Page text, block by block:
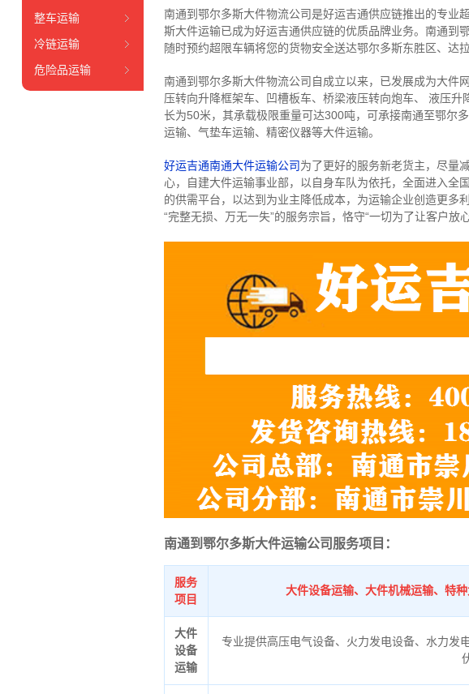
南通到鄂尔多斯大件物流公司是好运吉通供应链推出的专业
斯大件运输已成为好运吉通供应链的优质品牌业务。南通到
随时预约超限车辆将您的货物安全送达鄂尔多斯东胜区、达
南通到鄂尔多斯大件物流公司自成立以来，已发展成为大件
压转向升降框架车、凹槽板车、桥梁液压转向炮车、 液压
长为50米，其承载极限重量可达300吨，可承接南通至鄂尔
运输、气垫车运输、精密仪器等大件运输。
好运吉通南通大件运输公司为了更好的服务新老货主，尽量
心，自建大件运输事业部，以自身车队为依托，全面进入全
的供需平台，以达到为业主降低成本，为运输企业创造更多
“完整无损、万无一失”的服务宗旨，恪守“一切为了让客户放
南通到鄂尔多斯大件运输公司服务项目：
服务
项目
大件设备运输、大件机械运输、特
大件
设备
运输
专业提供高压电气设备、火力发电设备、水力发
整车运输
冷链运输
危险品运输